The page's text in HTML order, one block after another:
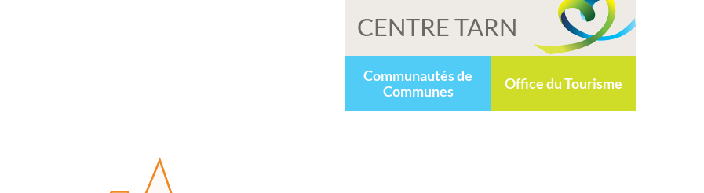
CENTRE TARN
Communautés de
Communes
Office du Tourisme